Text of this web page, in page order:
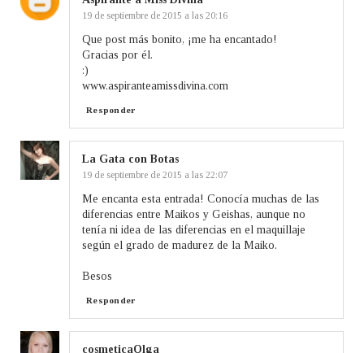
19 de septiembre de 2015 a las 20:16
Que post más bonito, ¡me ha encantado!
Gracias por él.
:)
www.aspiranteamissdivina.com
Responder
La Gata con Botas
19 de septiembre de 2015 a las 22:07
Me encanta esta entrada! Conocía muchas de las
diferencias entre Maikos y Geishas, aunque no
tenía ni idea de las diferencias en el maquillaje
según el grado de madurez de la Maiko.
Besos
Responder
cosmeticaOlga